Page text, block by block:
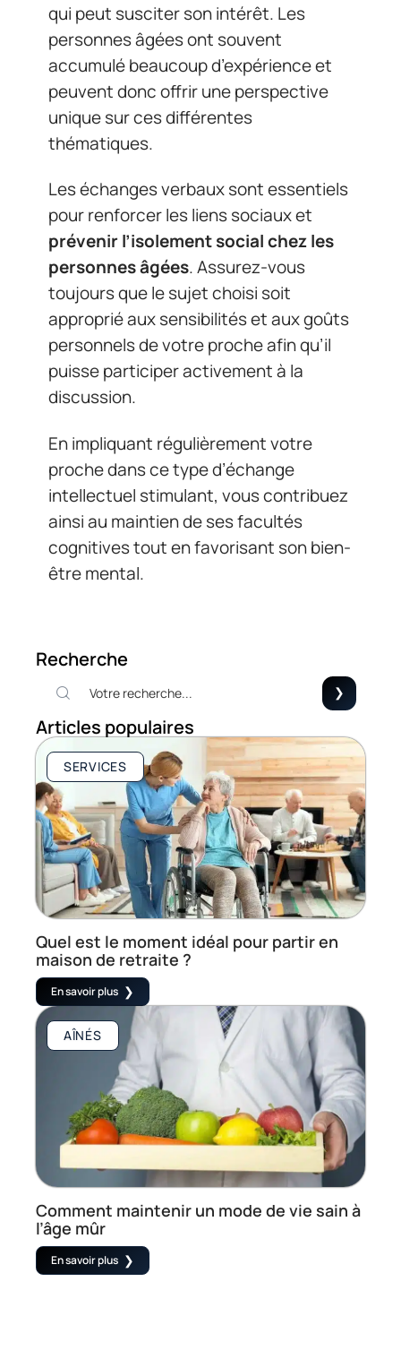
qui peut susciter son intérêt. Les
personnes âgées ont souvent
accumulé beaucoup d’expérience et
peuvent donc offrir une perspective
unique sur ces différentes
thématiques.
Les échanges verbaux sont essentiels
pour renforcer les liens sociaux et
prévenir l’isolement social chez les
personnes âgées. Assurez-vous
toujours que le sujet choisi soit
approprié aux sensibilités et aux goûts
personnels de votre proche afin qu’il
puisse participer activement à la
discussion.
En impliquant régulièrement votre
proche dans ce type d’échange
intellectuel stimulant, vous contribuez
ainsi au maintien de ses facultés
cognitives tout en favorisant son bien-
être mental.
Recherche
Articles populaires
SERVICES
Quel est le moment idéal pour partir en
maison de retraite ?
En savoir plus
AÎNÉS
Comment maintenir un mode de vie sain à
l’âge mûr
En savoir plus